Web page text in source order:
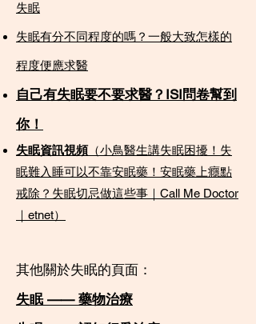
失眠​
失眠有分不同程度的嗎？一般大致怎樣的
程度便應求醫
自己有失眠要不要求醫？ISI問卷幫到
你！
失眠資訊視頻（小鳥醫生講失眠困擾！失
眠難入睡可以不靠安眠藥！安眠藥上癮點
戒除？失眠切忌做這些事｜Call Me Doctor
｜etnet）
其他關於失眠的頁面：
失眠 —— 藥物治療